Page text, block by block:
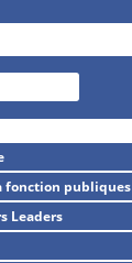
fonction publiques
Leaders